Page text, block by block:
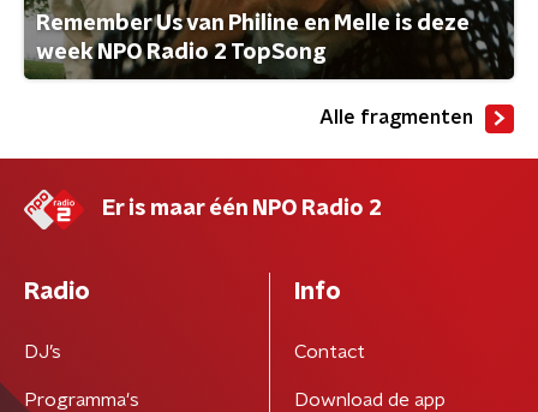
Remember Us van Philine en Melle is deze
week NPO Radio 2 TopSong
Alle fragmenten
Er is maar één NPO Radio 2
Radio
DJ’s
Programma's
Info
Contact
Download de app